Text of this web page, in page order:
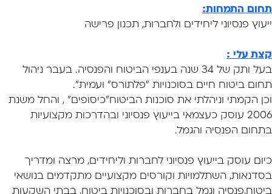
תחום התמחות:
ייעוץ פנסיוני ליחידים ולחברות, תכנון פרישה
קצת עלי :
בעל ותק של 34 שנה בענפי הביטוח והפנסיה. בעבר ניהול
תחום ביטוח חיים בסוכנויות "פלתורס" ועמית".
וכן הקמתי וניהלתי את סוכנות הביטוח"כיסופים" , והחל משנת
2006 עוסק כעצמאי בייעוץ פנסיוני ובהדרכות מקצועיות
בתחום הפנסיה והגמל.
כיום עוסק בייעוץ פנסיוני לחברות וליחידים, מרצה ומדריך
בסדנאות, השתלמויות וקורסים מקצועיים מתקדמים בנושאי
ביטוח,פנסיה וגמל בחברות ובסוכנויות ביטוח, בבתי השקעות